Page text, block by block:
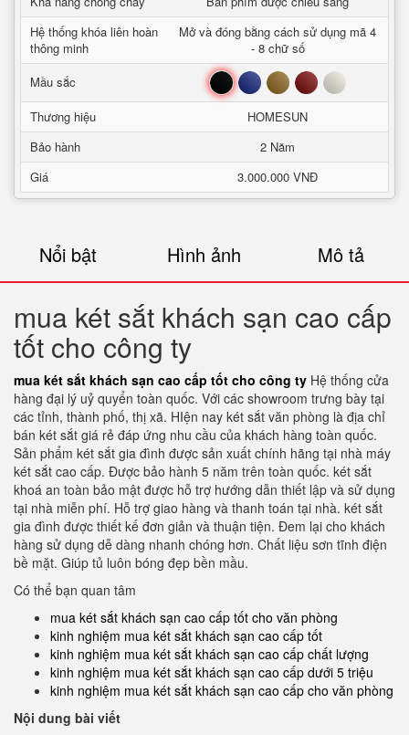
Hệ thống khóa liên hoàn
thông minh
Mở và đóng bằng cách sử dụng mã 4
- 8 chữ số
Mầu sắc
Đen Xanh Nâu Đỏ Trắng
Thương hiệu
HOMESUN
Bảo hành
2 Năm
Giá
3.000.000 VNĐ
Nổi bật Hình ảnh Mô tả
mua két sắt khách sạn cao cấp
tốt cho công ty
mua két sắt khách sạn cao cấp tốt cho công ty Hệ thống cửa
hàng đại lý uỷ quyển toàn quốc. Với các showroom trưng bày tại
các tỉnh, thành phố, thị xã. HIện nay két sắt văn phòng là địa chỉ
bán két sắt giá rẻ đáp ứng nhu cầu của khách hàng toàn quốc.
Sản phẩm két sắt gia đình được sản xuất chính hãng tại nhà máy
két sắt cao cấp. Được bảo hành 5 năm trên toàn quốc. két sắt
khoá an toàn bảo mật được hỗ trợ hướng dẫn thiết lập và sử dụng
tại nhà miễn phí. Hỗ trợ giao hàng và thanh toán tại nhà. két sắt
gia đình được thiết kế đơn giản và thuận tiện. Đem lại cho khách
hàng sử dụng dễ dàng nhanh chóng hơn. Chất liệu sơn tĩnh điện
bề mặt. Giúp tủ luôn bóng đẹp bền mầu.
Có thể bạn quan tâm
mua két sắt khách sạn cao cấp tốt cho văn phòng
kinh nghiệm mua két sắt khách sạn cao cấp tốt
kinh nghiệm mua két sắt khách sạn cao cấp chất lượng
kinh nghiệm mua két sắt khách sạn cao cấp dưới 5 triệu
kinh nghiệm mua két sắt khách sạn cao cấp cho văn phòng
Nội dung bài viết